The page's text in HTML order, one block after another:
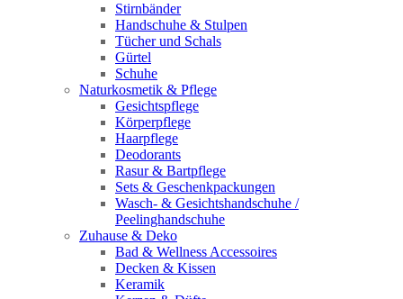
Stirnbänder
Handschuhe & Stulpen
Tücher und Schals
Gürtel
Schuhe
Naturkosmetik & Pflege
Gesichtspflege
Körperpflege
Haarpflege
Deodorants
Rasur & Bartpflege
Sets & Geschenkpackungen
Wasch‑ & Gesichtshandschuhe /
Peelinghandschuhe
Zuhause & Deko
Bad & Wellness Accessoires
Decken & Kissen
Keramik